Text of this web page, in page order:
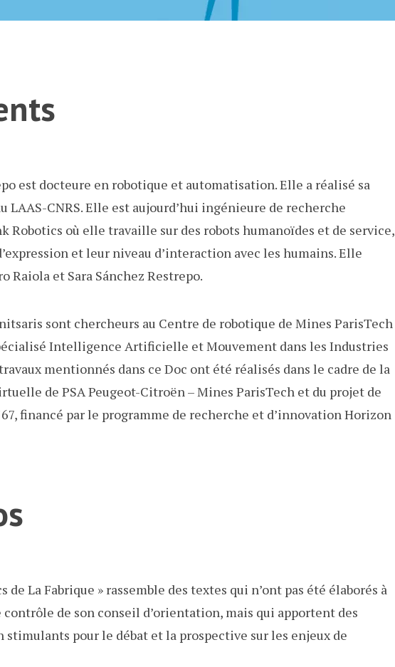
est docteure en robotique et automatisation. Elle a réalisé sa
LAAS-CNRS. Elle est aujourd’hui ingénieure de recherche
Robotics où elle travaille sur des robots humanoïdes et de service,
et leur niveau d’interaction avec les humains. Elle
Raiola et Sara Sánchez Restrepo.
sont chercheurs au Centre de robotique de Mines ParisTech
Intelligence Artificielle et Mouvement dans les Industries
mentionnés dans ce Doc ont été réalisés dans le cadre de la
de PSA Peugeot-Citroën – Mines ParisTech et du projet de
financé par le programme de recherche et d’innovation Horizon
de La Fabrique » rassemble des textes qui n’ont pas été élaborés à
contrôle de son conseil d’orientation, mais qui apportent des
pour le débat et la prospective sur les enjeux de